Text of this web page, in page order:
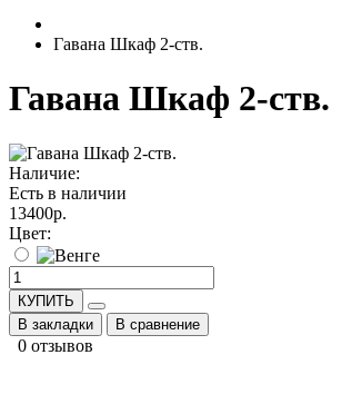
Гавана Шкаф 2-ств.
Гавана Шкаф 2-ств.
Наличие:
Есть в наличии
13400р.
Цвет:
КУПИТЬ
В закладки
В сравнение
0 отзывов